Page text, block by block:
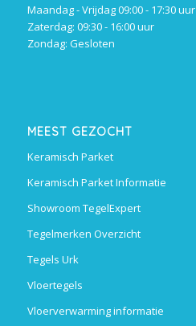
Maandag - Vrijdag 09:00 - 17:30 uur
Zaterdag: 09:30 - 16:00 uur
Zondag: Gesloten
MEEST GEZOCHT
Keramisch Parket
Keramisch Parket Informatie
Showroom TegelExpert
Tegelmerken Overzicht
Tegels Urk
Vloertegels
Vloerverwarming informatie